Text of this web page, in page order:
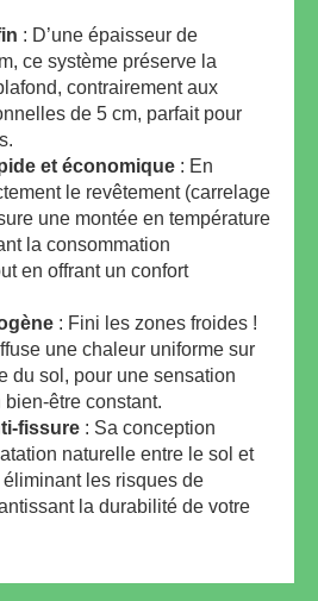
: D’une épaisseur de
ce système préserve la
contrairement aux
de 5 cm, parfait pour
et économique : En
le revêtement (carrelage
une montée en température
la consommation
en offrant un confort
: Fini les zones froides !
une chaleur uniforme sur
du sol, pour une sensation
être constant.
fissure : Sa conception
naturelle entre le sol et
éliminant les risques de
la durabilité de votre